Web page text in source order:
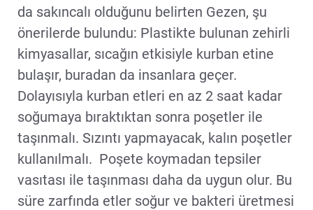
da sakıncalı olduğunu belirten Gezen, şu
önerilerde bulundu: Plastikte bulunan zehirli
kimyasallar, sıcağın etkisiyle kurban etine
bulaşır, buradan da insanlara geçer.
Dolayısıyla kurban etleri en az 2 saat kadar
soğumaya bıraktıktan sonra poşetler ile
taşınmalı. Sızıntı yapmayacak, kalın poşetler
kullanılmalı. Poşete koymadan tepsiler
vasıtası ile taşınması daha da uygun olur. Bu
süre zarfında etler soğur ve bakteri üretmesi